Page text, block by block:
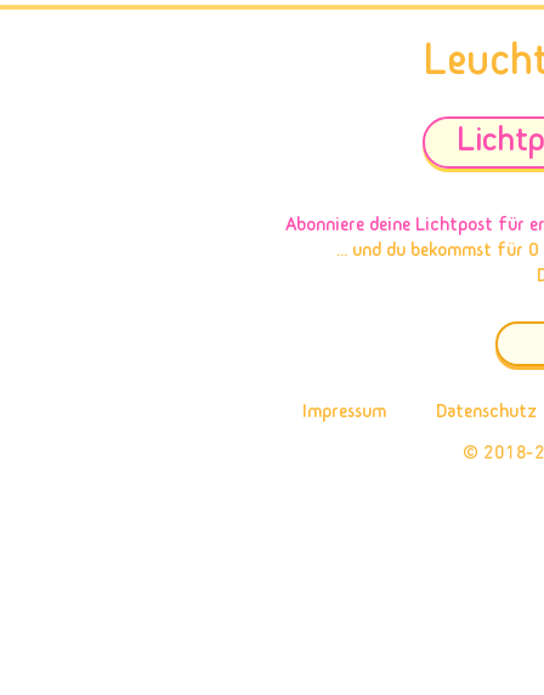
Abonniere deine Lichtpost für
... und du bekommst für
Impressum Datenschutz
© 2018-